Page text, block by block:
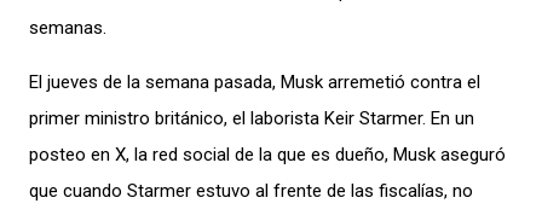
semanas.
El jueves de la semana pasada, Musk arremetió contra el
primer ministro británico, el laborista Keir Starmer. En un
posteo en X, la red social de la que es dueño, Musk aseguró
que cuando Starmer estuvo al frente de las fiscalías, no